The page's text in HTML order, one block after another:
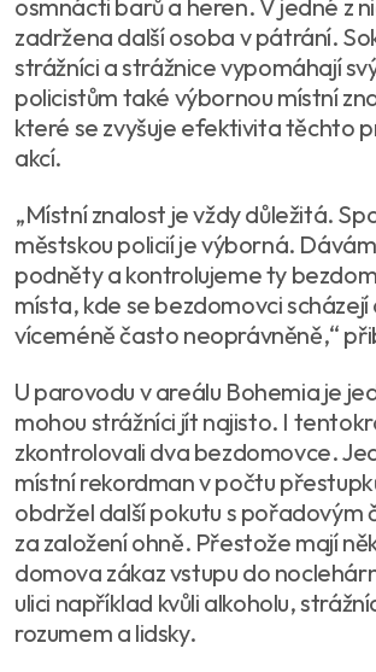
osmnácti barů a heren. V jedné z
zadržena další osoba v pátrání.
strážníci a strážnice vypomáhají
policistům také výbornou místní
které se zvyšuje efektivita těchto
akcí.
„Místní znalost je vždy důležitá.
městskou policií je výborná.
podněty a kontrolujeme ty
místa, kde se bezdomovci scházejí
víceméně často neoprávněně,“
U parovodu v areálu Bohemia je
mohou strážníci jít najisto. I
zkontrolovali dva bezdomovce.
místní rekordman v počtu
obdržel další pokutu s pořadovým
za založení ohně. Přestože mají
domova zákaz vstupu do
ulici například kvůli alkoholu,
rozumem a lidsky.